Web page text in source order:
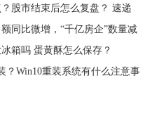
股市结束后怎么复盘？ 速递
同比微增，“千亿房企”数量减
箱吗 蛋黄酥怎么保存？
？Win10重装系统有什么注意事